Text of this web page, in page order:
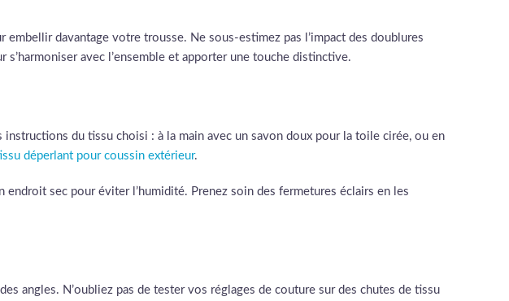
davantage votre trousse. Ne sous-estimez pas l’impact des doublures
avec l’ensemble et apporter une touche distinctive.
du tissu choisi : à la main avec un savon doux pour la toile cirée, ou en
déperlant pour coussin extérieur.
endroit sec pour éviter l’humidité. Prenez soin des fermetures éclairs en les
angles. N’oubliez pas de tester vos réglages de couture sur des chutes de tissu